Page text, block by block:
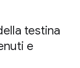
testina
e